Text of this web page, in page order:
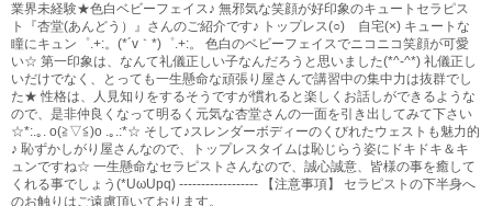
業界未経験★色白ベビーフェイス♪ 無邪気な笑顔が好印象のキュートセラピス
ト『杏堂(あんどう）』さんのご紹介です♪ トップレス(○) 自宅(×) キュートな
瞳にキュン゜.+:。(*´v｀*)゜.+:。 色白のベビーフェイスでニコニコ笑顔が可愛
い☆ 第一印象は、なんて礼儀正しい子なんだろうと思いました(*^-^*) 礼儀正し
いだけでなく、とっても一生懸命な頑張り屋さんで講習中の集中力は抜群でし
た★ 性格は、人見知りをするそうですが慣れると楽しくお話しができるような
ので、是非仲良くなって明るく元気な杏堂さんの一面を引き出してみて下さい
☆*:.｡. o(≧▽≦)o .｡.:*☆ そして♪スレンダーボディーのくびれたウェストも魅力的
♪ 恥ずかしがり屋さんなので、トップレスタイムは恥じらう姿にドキドキ＆キ
ュンですね☆ 一生懸命なセラピストさんなので、誠心誠意、皆様の事を癒して
くれる事でしょう(*UωUpq) ------------------ 【注意事項】 セラピストの下半身へ
のお触りはご遠慮頂いております。